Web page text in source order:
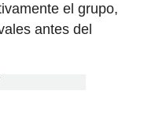
el grupo,
antes del